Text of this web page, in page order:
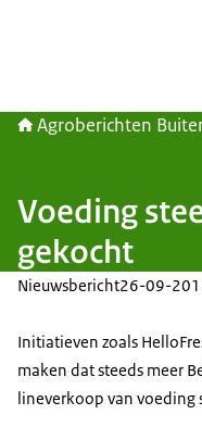
Agroberichten
Voeding
gekocht
Nieuwsbericht26-09-
Initiatieven zoals
maken dat steeds meer
lineverkoop van